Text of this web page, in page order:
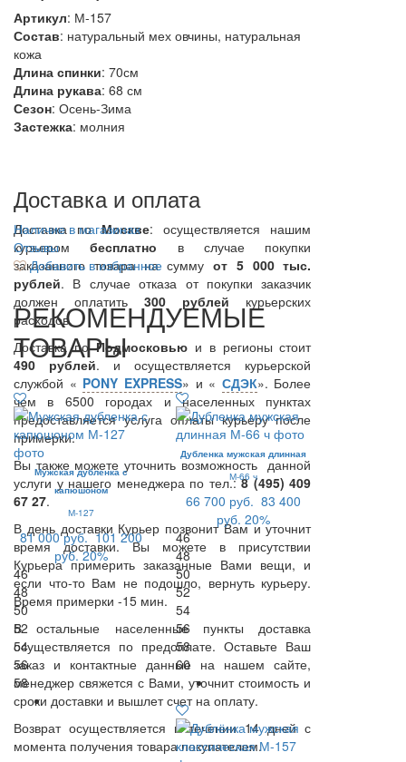
Артикул: М-157
Состав: натуральный мех овчины, натуральная
кожа
Длина спинки: 70см
Длина рукава: 68 см
Сезон: Осень-Зима
Застежка: молния
Доставка и оплата
Доставка поМоскве: осуществляется нашим
курьеромбесплатно в случае покупки
заказанного товара на суммуот 5 000 тыс.
рублей. В случае отказа от покупки заказчик
должен оплатить300 рублей курьерских
расходов.
Доставка поПодмосковью и в регионы стоит
490 рублей. и осуществляется курьерской
службой « PONY EXPRESS» и « СДЭК». Более
чем в 6500 городах и населенных пунктах
предоставляется услуга оплаты курьеру после
примерки.
Вы также можете уточнить возможность данной
услуги у нашего менеджера по тел.:8 (495) 409
67 27.
В день доставки Курьер позвонит Вам и уточнит
время доставки. Вы можете в присутствии
Курьера примерить заказанные Вами вещи, и
если что-то Вам не подошло, вернуть курьеру.
Время примерки -15 мин.
В остальные населенные пункты доставка
осуществляется по предоплате. Оставьте Ваш
заказ и контактные данные на нашем сайте,
менеджер свяжется с Вами, уточнит стоимость и
сроки доставки и вышлет счет на оплату.
Возврат осуществляется в течении 14 дней с
момента получения товара покупателем.
Наличие в магазинах
Отзывы
Добавить в избранное
РЕКОМЕНДУЕМЫЕ
ТОВАРЫ
Мужская дубленка с
капюшоном
М-127
81 000 руб. 101 200
руб. 20%
46
48
50
52
54
56
58
Дубленка мужская длинная
М-66 ч
66 700 руб. 83 400
руб. 20%
46
48
50
52
54
56
58
60